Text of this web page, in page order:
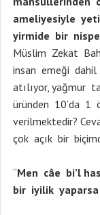
ameliyesiyle
yirmide bir
Müslim Zekat
insan emeği
atılıyor, yağmur
üründen 10’da 1
verilmektedir?
çok açık bir
“Men câe bi’l
bir iyilik yaparsa